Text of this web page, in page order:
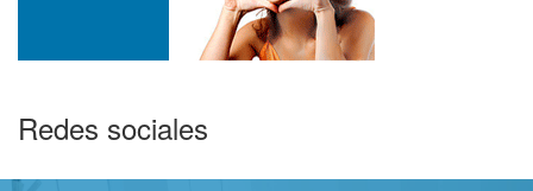
Redes sociales